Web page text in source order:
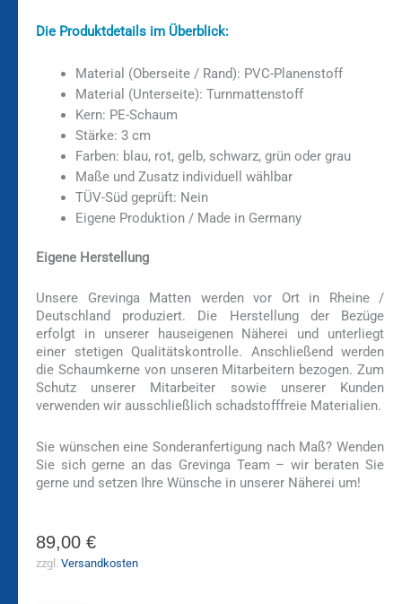
Die Produktdetails im Überblick:
Material (Oberseite / Rand): PVC-Planenstoff
Material (Unterseite): Turnmattenstoff
Kern: PE-Schaum
Stärke: 3 cm
Farben: blau, rot, gelb, schwarz, grün oder grau
Maße und Zusatz individuell wählbar
TÜV-Süd geprüft: Nein
Eigene Produktion / Made in Germany
Eigene Herstellung
Unsere Grevinga Matten werden vor Ort in Rheine /
Deutschland produziert. Die Herstellung der Bezüge
erfolgt in unserer hauseigenen Näherei und unterliegt
einer stetigen Qualitätskontrolle. Anschließend werden
die Schaumkerne von unseren Mitarbeitern bezogen. Zum
Schutz unserer Mitarbeiter sowie unserer Kunden
verwenden wir ausschließlich schadstofffreie Materialien.
Sie wünschen eine Sonderanfertigung nach Maß? Wenden
Sie sich gerne an das Grevinga Team – wir beraten Sie
gerne und setzen Ihre Wünsche in unserer Näherei um!
89,00 €
zzgl. Versandkosten